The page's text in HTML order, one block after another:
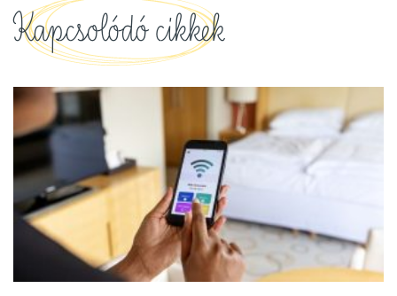
Kapcsolódó cikkek